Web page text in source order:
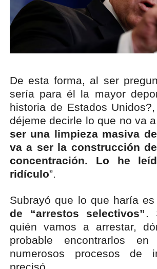
De esta forma, al ser
sería para él la mayor
historia de Estados Unidos?,
déjeme decirle lo que no va
ser una limpieza masiva
va a ser la construcción
concentración. Lo he
ridículo”.
Subrayó que lo que haría
de “arrestos selectivos” .
quién vamos a arrestar,
probable encontrarlos
numerosos procesos de